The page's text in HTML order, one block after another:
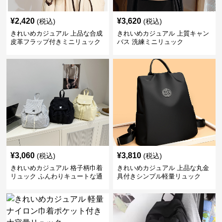
¥2,420 (税込)
きれいめカジュアル 上品な合成
皮革フラップ付きミニリュック
¥3,620 (税込)
きれいめカジュアル 上質キャン
バス 洗練ミニリュック
¥3,060 (税込)
きれいめカジュアル 格子柄巾着
リュック ふんわりキュートな通
¥3,810 (税込)
きれいめカジュアル 上品な丸金
具付きシンプル軽量リュック